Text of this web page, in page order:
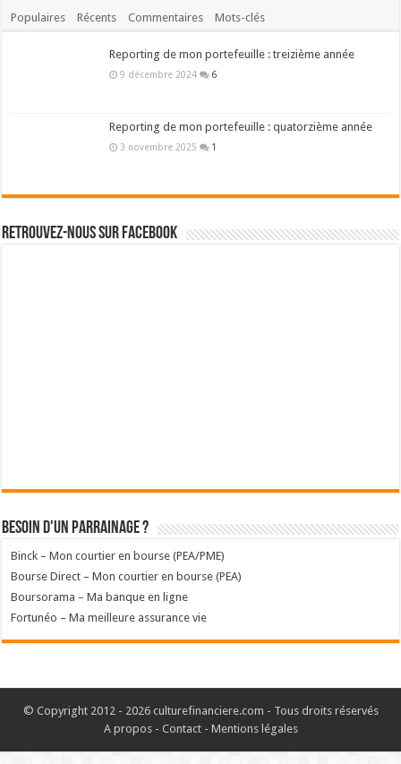
Populaires Récents Commentaires Mots-clés
Reporting de mon portefeuille : treizième année
9 décembre 2024 6
Reporting de mon portefeuille : quatorzième année
3 novembre 2025 1
Retrouvez-nous sur Facebook
Besoin d'un parrainage ?
Binck – Mon courtier en bourse (PEA/PME)
Bourse Direct – Mon courtier en bourse (PEA)
Boursorama – Ma banque en ligne
Fortunéo – Ma meilleure assurance vie
© Copyright 2012 - 2026 culturefinanciere.com - Tous droits réservés
A propos- Contact- Mentions légales